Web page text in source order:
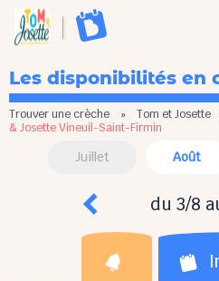
Les disponibilités en
Trouver une crèche » Tom et Josette
& Josette Vineuil-Saint-Firmin
Juillet Août
du 3/8